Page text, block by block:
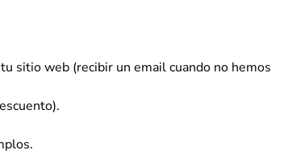
sitio web (recibir un email cuando no hemos